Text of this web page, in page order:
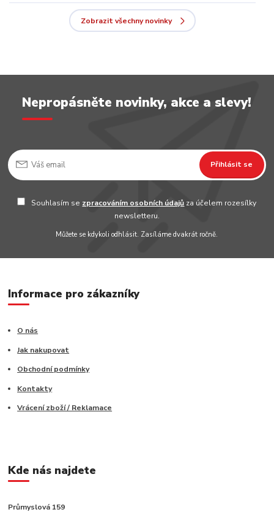
Zobrazit všechny novinky
Nepropásněte novinky, akce a slevy!
Přihlásit se
Souhlasím se zpracováním osobních údajů za účelem rozesílky
newsletteru.
Můžete se kdykoli odhlásit. Zasíláme dvakrát ročně.
Informace pro zákazníky
O nás
Jak nakupovat
Obchodní podmínky
Kontakty
Vrácení zboží / Reklamace
Kde nás najdete
Průmyslová 159